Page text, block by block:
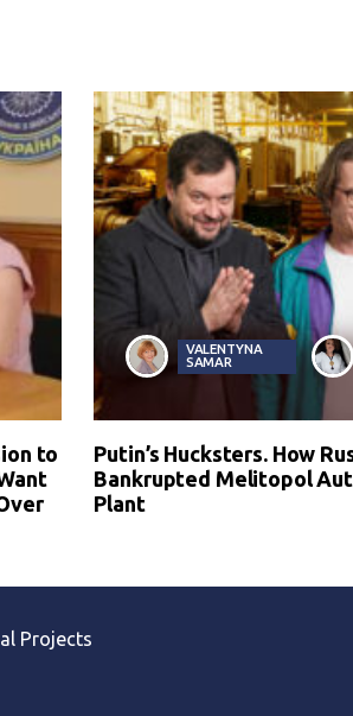
to
VALENTYNA
SAMAR
Putin’s Hucksters. How
Bankrupted Melitopol
Plant
Projects